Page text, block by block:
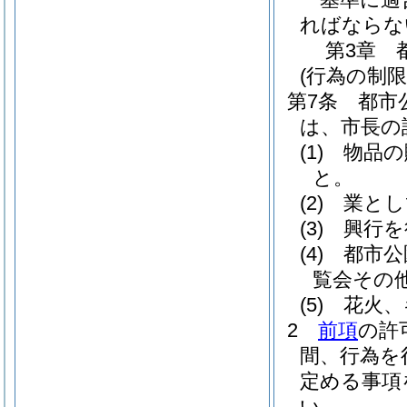
ればなら
第3章
(行為の制
第7条
都市
は、市長
(1)
物品
と。
(2)
業と
(3)
興行
(4)
都市
覧会その
(5)
花火
2
前項の許
間、行為
定める事